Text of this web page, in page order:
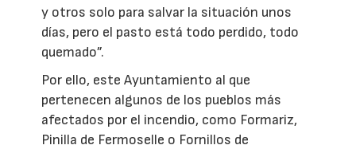
y otros solo para salvar la situación unos
días, pero el pasto está todo perdido, todo
quemado”.
Por ello, este Ayuntamiento al que
pertenecen algunos de los pueblos más
afectados por el incendio, como Formariz,
Pinilla de Fermoselle o Fornillos de